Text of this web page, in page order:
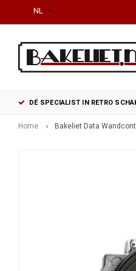
NL
DÉ SPECIALIST IN RETRO
Home Bakeliet Data